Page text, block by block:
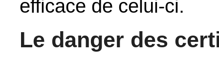
efficace de celui-ci.
Le danger des